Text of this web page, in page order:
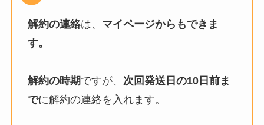
解約の連絡は、 マイページからもできま
す。
解約の時期ですが、 次回発送日の10日前ま
でに解約の連絡を入れます。